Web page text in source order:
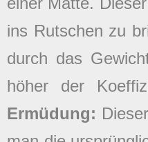
ins Rutschen zu
durch das
höher der
Ermüdung: